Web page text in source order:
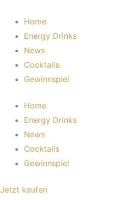
Inhalt
springen
Home
Energy Drinks
News
Cocktails
Gewinnspiel
Home
Energy Drinks
News
Cocktails
Gewinnspiel
Jetzt kaufen